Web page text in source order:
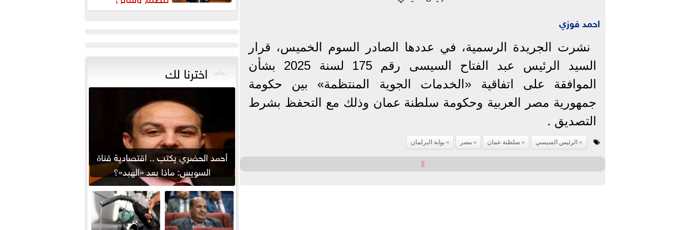
احمد فوزي
نشرت الجريدة الرسمية، في عددها الصادر السوم الخميس، قرار
السيد الرئيس عبد الفتاح السيسى رقم 175 لسنة 2025 بشأن
الموافقة على اتفاقية «الخدمات الجوية المنتظمة» بين حكومة
جمهورية مصر العربية وحكومة سلطنة عمان وذلك مع التحفظ بشرط
التصديق .
الرئيس السيسي سلطنة عمان مصر بوابة البرلمان
⇧
التواصل يواجه التزييف العميق
اخترنا لك
أحمد الحضري يكتب .. اقتصادية قناة
السويس: ماذا بعد «الهبد»؟